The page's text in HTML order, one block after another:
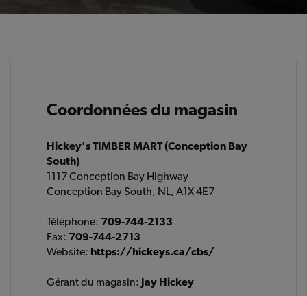
Coordonnées du magasin
Hickey's TIMBER MART (Conception Bay
South)
1117 Conception Bay Highway
Conception Bay South, NL, A1X 4E7
Téléphone: 709-744-2133
Fax: 709-744-2713
Website: https://hickeys.ca/cbs/
Gérant du magasin: Jay Hickey